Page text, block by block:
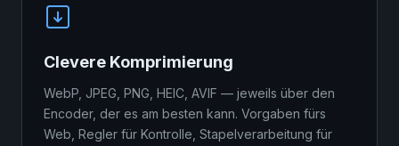
Clevere Komprimierung
WebP, JPEG, PNG, HEIC, AVIF — jeweils über den
Encoder, der es am besten kann. Vorgaben fürs
Web, Regler für Kontrolle, Stapelverarbeitung für